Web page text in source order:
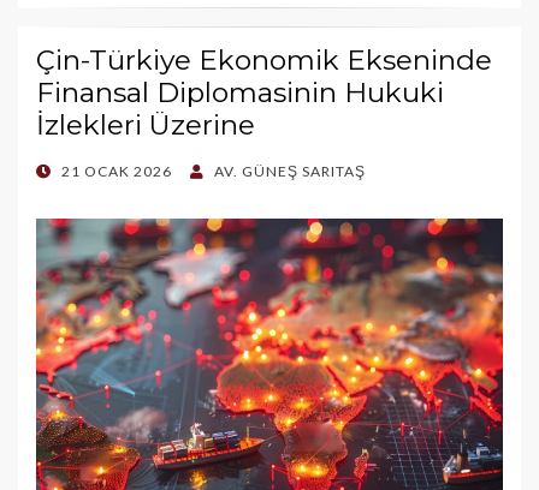
Çin-Türkiye Ekonomik Ekseninde
Finansal Diplomasinin Hukuki
İzlekleri Üzerine
POSTED
21 OCAK 2026 AV. GÜNEŞ SARITAŞ